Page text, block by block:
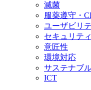
滅菌
服薬遵守・
ユーザビリ
セキュリティ
意匠性
環境対応
サステナブ
ICT